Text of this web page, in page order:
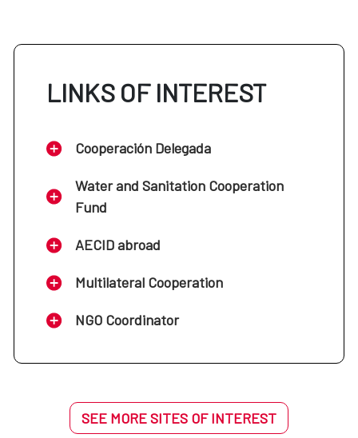
LINKS OF INTEREST
Cooperación Delegada
Water and Sanitation Cooperation
Fund
AECID abroad
Multilateral Cooperation
NGO Coordinator
SEE MORE SITES OF INTEREST